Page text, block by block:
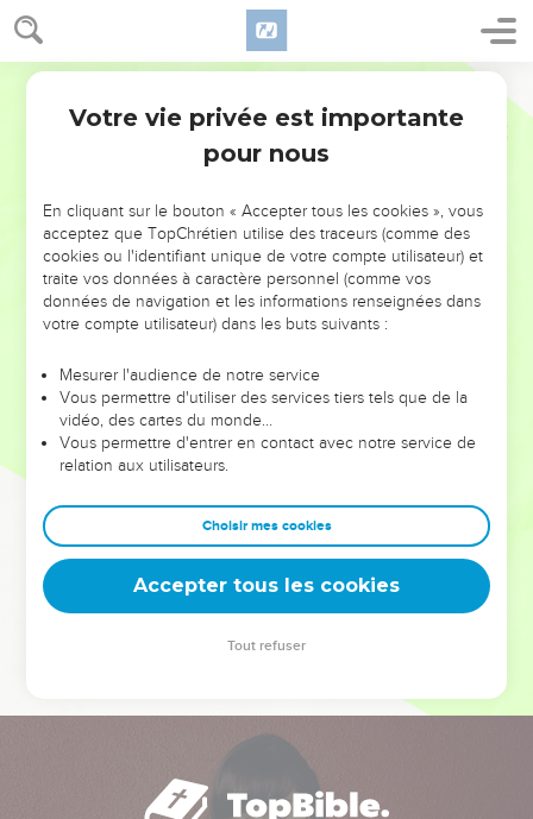
NE MANQUEZ PAS L’ÉVÉNEMENT
DE L’ANNÉE !
ET SI LEURS ERREURS POUVAIENT VOUS ÉVITER LES
VOTRES ?
leur foi ou leur vision. Mais on voit moins les doutes, les erreurs
et les saisons difficiles qu'ils ont traversés, alors même que ce
sont elles qui les ont façonnés.
Dans cette conférence, leaders, entrepreneurs, et responsables
clés pour avancer avec plus de sagesse afin que leurs erreurs
deviennent vos tremplins. Que vous guidiez un ministère, une
équipe, un groupe ou une famille, leur expérience est faite
Votre vie privée est importante
pour nous
En cliquant sur le bouton « Accepter tous les cookies », vous
acceptez que TopChrétien utilise des traceurs (comme des
cookies ou l'identifiant unique de votre compte utilisateur) et
traite vos données à caractère personnel (comme vos
données de navigation et les informations renseignées dans
votre compte utilisateur) dans les buts suivants :
Mesurer l'audience de notre service
Vous permettre d'utiliser des services tiers tels que de la
vidéo, des cartes du monde…
Vous permettre d'entrer en contact avec notre service de
relation aux utilisateurs.
Choisir mes cookies
Accepter tous les cookies
Tout refuser